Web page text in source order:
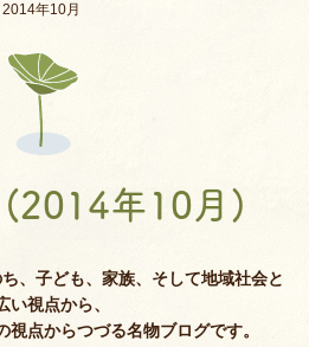
年10月
年10月)
、子ども、家族、そして地域社会と
い視点から、
点からつづる名物ブログです。